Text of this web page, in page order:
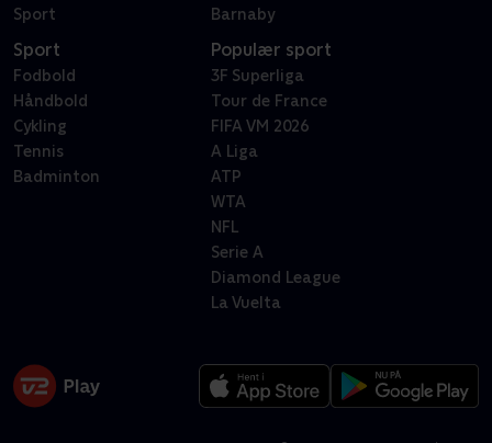
Sport
Barnaby
Sport
Fodbold
Håndbold
Cykling
Tennis
Badminton
Populær sport
3F Superliga
Tour de France
FIFA VM 2026
A Liga
ATP
WTA
NFL
Serie A
Diamond League
La Vuelta